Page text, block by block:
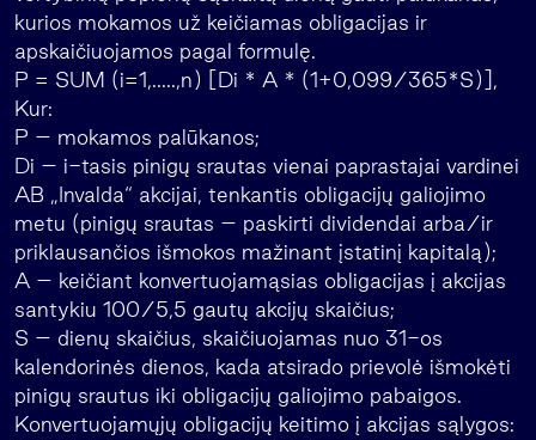
kurios mokamos už keičiamas obligacijas ir
apskaičiuojamos pagal formulę.
P = SUM (i=1,…..,n) [Di * A * (1+0,099/365*S)],
Kur:
P – mokamos palūkanos;
Di – i-tasis pinigų srautas vienai paprastajai vardinei
AB „Invalda“ akcijai, tenkantis obligacijų galiojimo
metu (pinigų srautas – paskirti dividendai arba/ir
priklausančios išmokos mažinant įstatinį kapitalą);
A – keičiant konvertuojamąsias obligacijas į akcijas
santykiu 100/5,5 gautų akcijų skaičius;
S – dienų skaičius, skaičiuojamas nuo 31-os
kalendorinės dienos, kada atsirado prievolė išmokėti
pinigų srautus iki obligacijų galiojimo pabaigos.
Konvertuojamųjų obligacijų keitimo į akcijas sąlygos: